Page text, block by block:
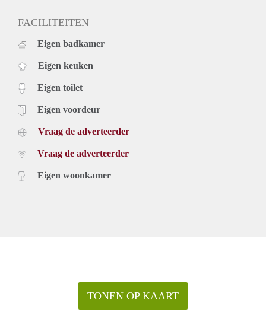
arbeidsovereenkomst en een recente verhuurdersverklaring
Deze advertentie op internet en op Facebook is slechts ter
onjuistheden kunnen geen rechten worden ontleend.
FACILITEITEN
Eigen badkamer
Eigen keuken
Eigen toilet
Eigen voordeur
Vraag de adverteerder
Vraag de adverteerder
Eigen woonkamer
TONEN OP KAART